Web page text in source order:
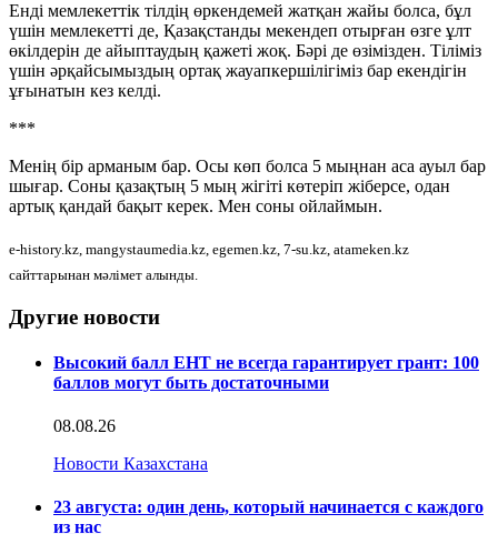
Енді мемлекеттік тілдің өркендемей жатқан жайы болса, бұл
үшін мемлекетті де, Қазақстанды мекендеп отырған өзге ұлт
өкілдерін де айыптаудың қажеті жоқ. Бəрі де өзімізден. Тіліміз
үшін əрқайсымыздың ортақ жауапкершілігіміз бар екендігін
ұғынатын кез келді.
***
Менің бір арманым бар. Осы көп болса 5 мыңнан аса ауыл бар
шығар. Соны қазақтың 5 мың жігіті көтеріп жіберсе, одан
артық қандай бақыт керек. Мен соны ойлаймын.
e-history.kz, mangystaumedia.kz, egemen.kz, 7-su.kz, atameken.kz
сайттарынан мәлімет алынды.
Другие новости
Высокий балл ЕНТ не всегда гарантирует грант: 100
баллов могут быть достаточными
08.08.26
Новости Казахстана
23 августа: один день, который начинается с каждого
из нас